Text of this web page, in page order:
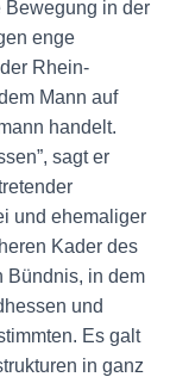
Bewegung in der
enge
Rhein-
Mann auf
handelt.
sagt er
und ehemaliger
Kader des
Bündnis, in dem
und
Es galt
in ganz